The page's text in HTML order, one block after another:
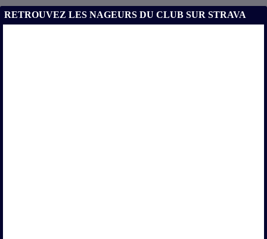
RETROUVEZ LES NAGEURS DU CLUB SUR STRAVA